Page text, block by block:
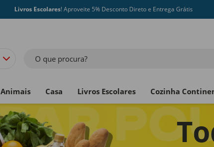
Livros Escolares! Aproveite 5% Desconto Direto e Entrega Grátis
O que procura?
Animais Casa Livros Escolares Cozinha